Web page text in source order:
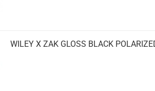
WILEY X ZAK GLOSS BLACK